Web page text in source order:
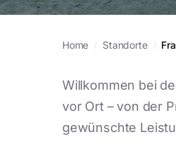
Home / Standorte /
Willkommen bei
vor Ort – von der
gewünschte